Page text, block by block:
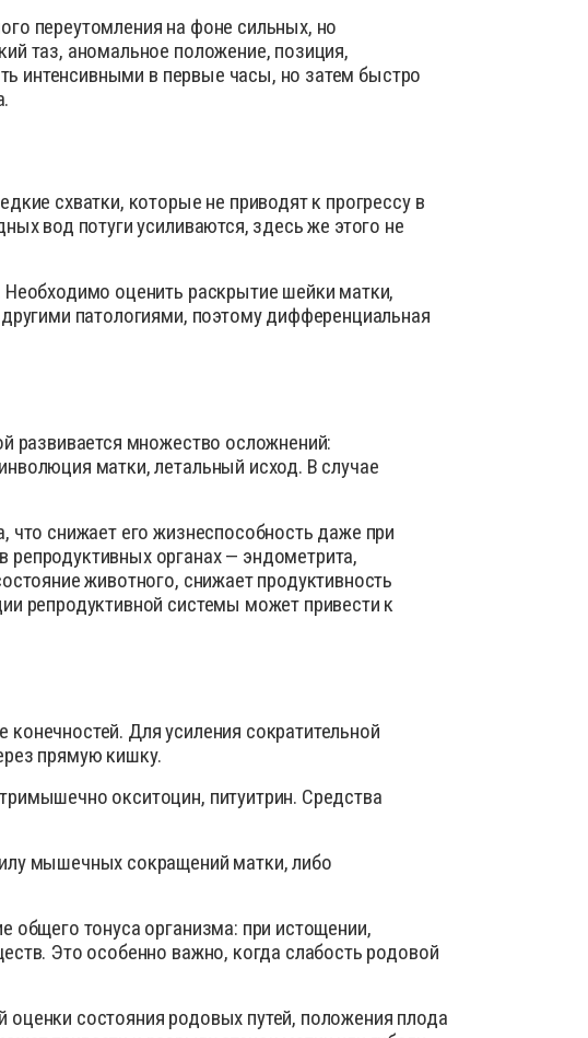
переутомления на фоне сильных, но
таз, аномальное положение, позиция,
интенсивными в первые часы, но затем быстро
схватки, которые не приводят к прогрессу в
вод потуги усиливаются, здесь же этого не
Необходимо оценить раскрытие шейки матки,
патологиями, поэтому дифференциальная
развивается множество осложнений:
матки, летальный исход. В случае
что снижает его жизнеспособность даже при
органах — эндометрита,
животного, снижает продуктивность
репродуктивной системы может привести к
Для усиления сократительной
прямую кишку.
окситоцин, питуитрин. Средства
мышечных сокращений матки, либо
общего тонуса организма: при истощении,
Это особенно важно, когда слабость родовой
состояния родовых путей, положения плода